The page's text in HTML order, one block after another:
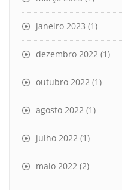
janeiro 2023 (1)
dezembro 2022 (1)
outubro 2022 (1)
agosto 2022 (1)
julho 2022 (1)
maio 2022 (2)